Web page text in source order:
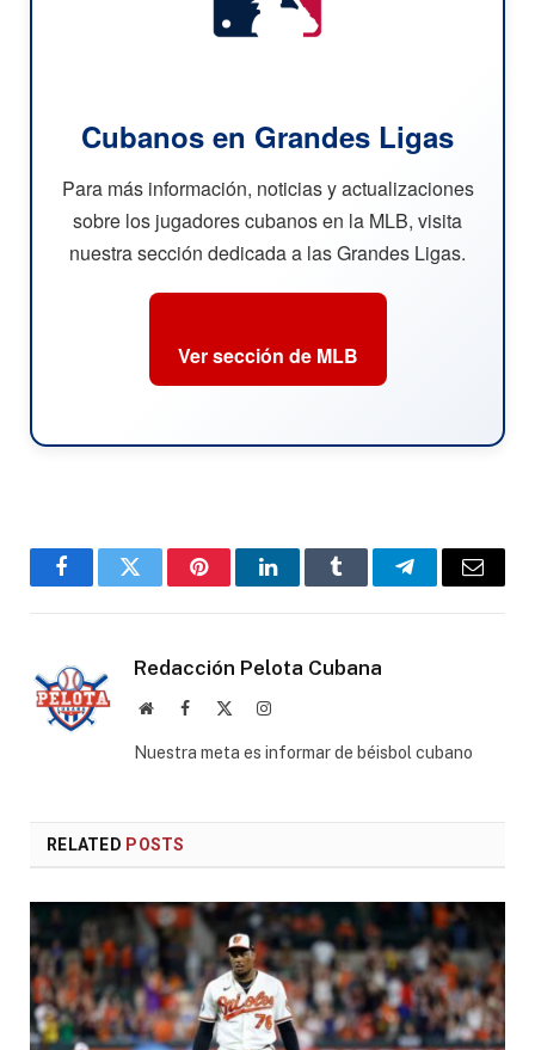
Cubanos en Grandes Ligas
Para más información, noticias y actualizaciones
sobre los jugadores cubanos en la MLB, visita
nuestra sección dedicada a las Grandes Ligas.
Ver sección de MLB
FacebookTwitter PinterestLinkedInTumblr TelegramEmail
Redacción Pelota Cubana
WebsiteFacebook Instagram
Nuestra meta es informar de béisbol cubano
RELATED POSTS